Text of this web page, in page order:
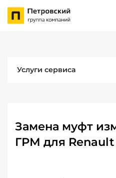
Услуги сервиса
Замена муфт
ГРМ для